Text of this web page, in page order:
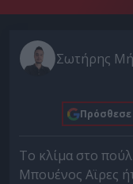
Σωτήρης
Το κλίμα στο
Μπουένος Αϊρες